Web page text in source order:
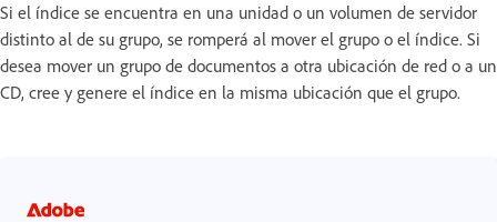
Si el índice se encuentra en una unidad o un volumen de servidor
distinto al de su grupo, se romperá al mover el grupo o el índice. Si
desea mover un grupo de documentos a otra ubicación de red o a un
CD, cree y genere el índice en la misma ubicación que el grupo.